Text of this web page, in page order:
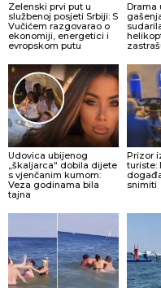
Zelenski prvi put u
službenoj posjeti Srbiji: S
Vučićem razgovarao o
ekonomiji, energetici i
evropskom putu
Drama
Udovica ubijenog
„škaljarca“ dobila dijete
s vjenčanim kumom:
Veza godinama bila
tajna
Prizor
turiste:
snimiti